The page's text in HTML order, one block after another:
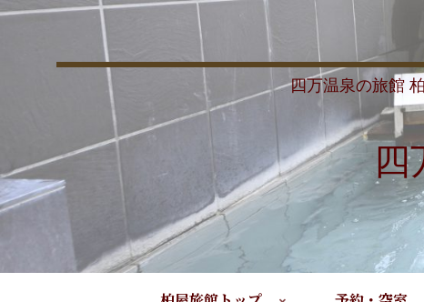
四万温泉の旅館